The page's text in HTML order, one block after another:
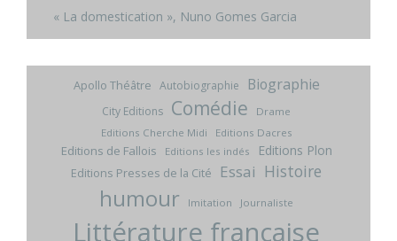
« La domestication », Nuno Gomes Garcia
Apollo Théâtre Autobiographie Biographie
City Editions Comédie
Drame
Editions Cherche Midi
Editions Dacres
Editions de Fallois Editions les indés Editions Plon
Editions Presses de la Cité Essai Histoire
humour Imitation Journaliste
Littérature française